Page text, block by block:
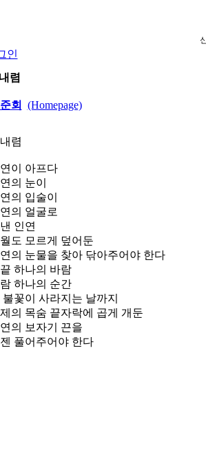
인
렴
회 (Homepage)
렴
이 아프다
의 눈이
의 입술이
의 얼굴로
인연
도 모르게 덮어둔
의 눈물을 찾아 닦아주어야 한다
하나의 바람
하나의 순간
불꽃이 사라지는 날까지
의 목숨 끝자락에 곱게 개둔
의 보자기 끈을
풀어주어야 한다